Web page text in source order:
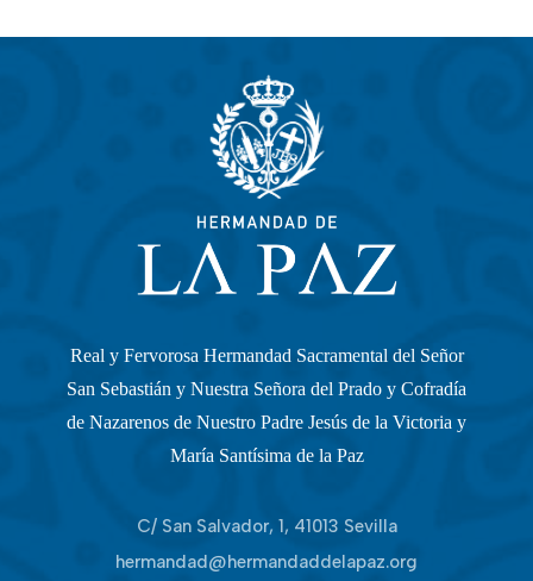
Real y Fervorosa Hermandad Sacramental del Señor
San Sebastián y Nuestra Señora del Prado y Cofradía
de Nazarenos de Nuestro Padre Jesús de la Victoria y
María Santísima de la Paz
C/ San Salvador, 1, 41013 Sevilla
hermandad@hermandaddelapaz.org